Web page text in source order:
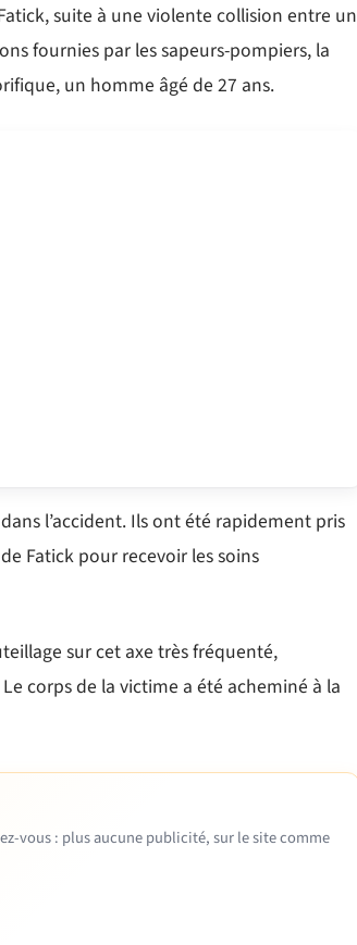
suite à une violente collision entre un
fournies par les sapeurs-pompiers, la
un homme âgé de 27 ans.
l’accident. Ils ont été rapidement pris
Fatick pour recevoir les soins
sur cet axe très fréquenté,
corps de la victime a été acheminé à la
vous : plus aucune publicité, sur le site comme